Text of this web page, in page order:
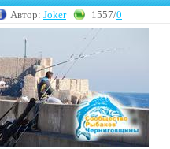
Автор: Joker 1557/0